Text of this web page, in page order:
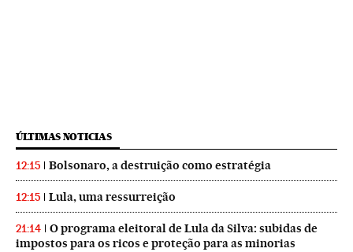
ÚLTIMAS NOTICIAS
12:15 Bolsonaro, a destruição como estratégia
12:15 Lula, uma ressurreição
21:14
O programa eleitoral de Lula da Silva: subidas de
impostos para os ricos e proteção para as minorias